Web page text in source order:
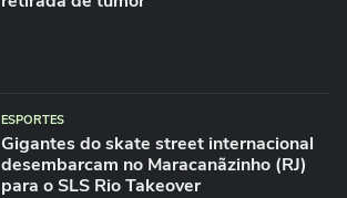
ESPORTES
Gigantes do skate street internacional
desembarcam no Maracanãzinho (RJ)
para o SLS Rio Takeover